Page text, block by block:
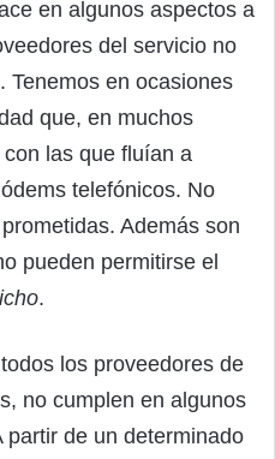
en algunos aspectos a
del servicio no
Tenemos en ocasiones
que, en muchos
las que fluían a
telefónicos. No
Además son
pueden permitirse el
.
los proveedores de
no cumplen en algunos
partir de un determinado